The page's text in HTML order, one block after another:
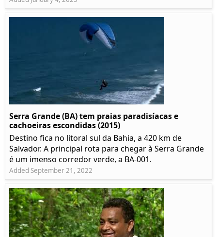
Serra Grande (BA) tem praias paradisíacas e
cachoeiras escondidas (2015)
Destino fica no litoral sul da Bahia, a 420 km de
Salvador. A principal rota para chegar à Serra Grande
é um imenso corredor verde, a BA-001.
Added September 21, 2022